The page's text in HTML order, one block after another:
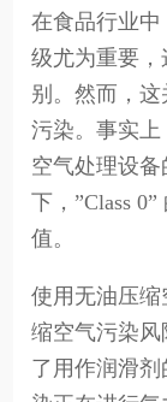
在食品行业中
级尤为重要
别。然而，这
污染。事实
空气处理设
下，”Class
值。
使用无油压
缩空气污染
了用作润滑